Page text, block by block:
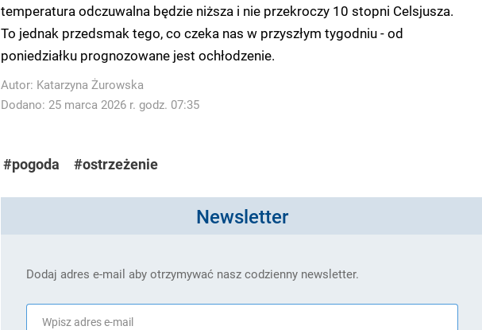
temperatura odczuwalna będzie niższa i nie przekroczy 10 stopni Celsjusza.
To jednak przedsmak tego, co czeka nas w przyszłym tygodniu - od
poniedziałku prognozowane jest ochłodzenie.
Autor: Katarzyna Żurowska
Dodano: 25 marca 2026 r. godz. 07:35
#pogoda #ostrzeżenie
Newsletter
Dodaj adres e-mail aby otrzymywać nasz codzienny newsletter.